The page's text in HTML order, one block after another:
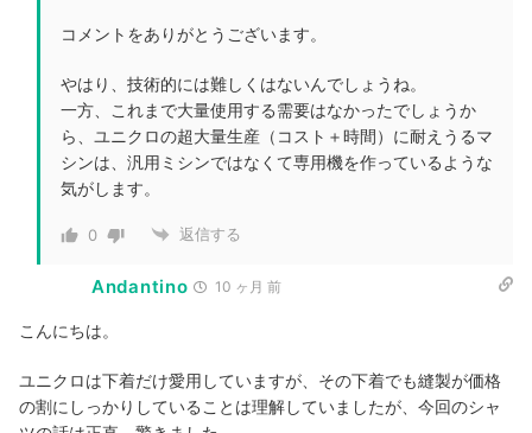
コメントをありがとうございます。
やはり、技術的には難しくはないんでしょうね。
一方、これまで大量使用する需要はなかったでしょうか
ら、ユニクロの超大量生産（コスト＋時間）に耐えうるマ
シンは、汎用ミシンではなくて専用機を作っているような
気がします。
0 返信する
Andantino 10 ヶ月 前
こんにちは。
ユニクロは下着だけ愛用していますが、その下着でも縫製が価格
の割にしっかりしていることは理解していましたが、今回のシャ